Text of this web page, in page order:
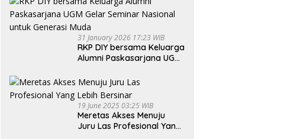
31 January 2026 17:23 WIB
RKP DIY bersama Keluarga
Alumni Paskasarjana UGM
untuk Generasi Muda
19 June 2025 03:25 WIB
Meretas Akses Menuju
Juru Las Profesional Yang